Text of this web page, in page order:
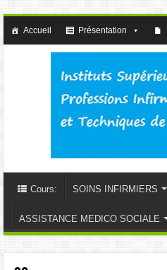
Accueil Présentation
Cours: SOINS INFIRMIERS
ASSISTANCE MEDICO SOCIALE